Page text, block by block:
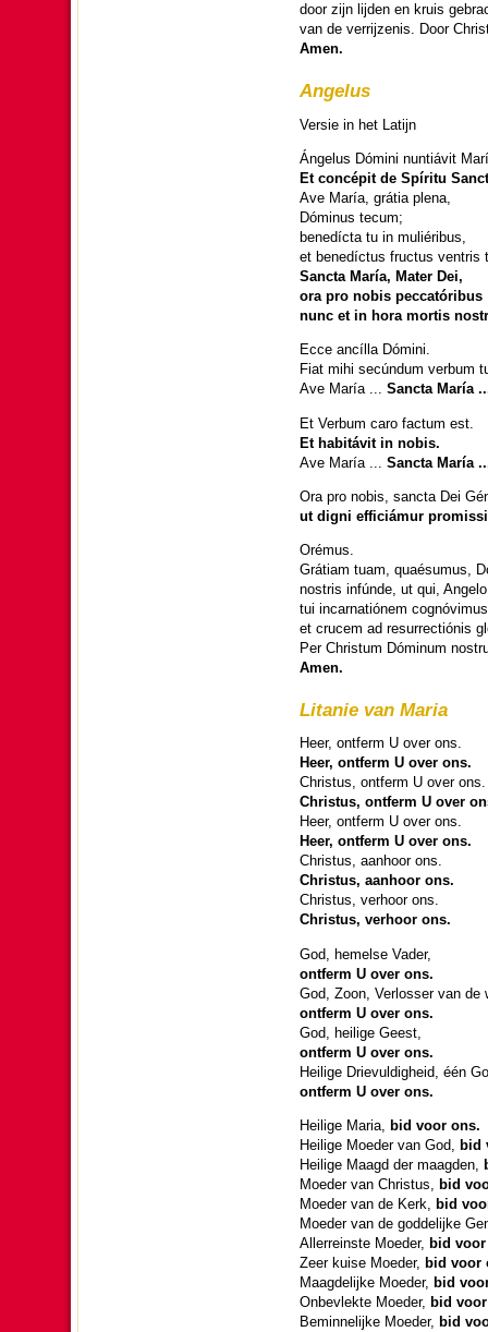
door zijn lij­den en kruis
van de ver­rij­ze­nis. Door
Amen.
Angelus
Versie in het Latijn
Ángelus Dómini nuntiávit
Et concépit de Spíritu
Ave María, grátia plena,
Dóminus tecum;
benedícta tu in muliéribus,
et benedíctus fructus ventris
Sancta María, Mater Dei,
ora pro nobis peccatóribus
nunc et in hora mortis
Ecce ancílla Dómini.
Fiat mihi secúndum verbum
Ave María ... Sancta María
Et Verbum caro factum est.
Et habitávit in nobis.
Ave María ... Sancta María
Ora pro nobis, sancta Dei
ut digni efficiámur
Orémus.
Grátiam tuam, quaésumus,
nostris infúnde, ut qui,
tui incarnatiónem
et crucem ad resurrectiónis
Per Christum Dóminum
Amen.
Litanie van Maria
Heer, ontferm U over ons.
Heer, ontferm U over ons.
Christus, ontferm U over ons.
Christus, ontferm U over
Heer, ontferm U over ons.
Heer, ontferm U over ons.
Christus, aanhoor ons.
Christus, aanhoor ons.
Christus, verhoor ons.
Christus, verhoor ons.
God, hemelse Vader,
ontferm U over ons.
God, Zoon, Ver­los­ser van de
ontferm U over ons.
God, heilige Geest,
ontferm U over ons.
Heilige Drie­vul­dig­heid, één
ontferm U over ons.
Heilige Maria, bid voor ons.
Heilige Moeder van God, bid
Heilige Maagd der maag­den,
Moeder van Christus, bid
Moeder van de Kerk, bid
Moeder van de god­de­lijke
Allerreinste Moeder, bid
Zeer kuise Moeder, bid voor
Maag­de­lijke Moeder, bid
On­be­vlekte Moeder, bid
Beminne­lijke Moeder, bid